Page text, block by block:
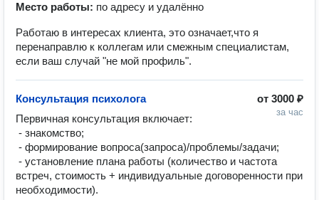
Место работы: по адресу и удалённо
Работаю в интересах клиента, это означает,что я
перенаправлю к коллегам или смежным специалистам,
если ваш случай "не мой профиль".
от 3000 ₽
за час
Консультация психолога
Первичная консультация включает:
встреч, стоимость + индивидуальные договоренности при
необходимости).